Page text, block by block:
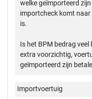
welke geïmporteerd
importcheck komt
is.
Is het BPM bedrag
extra voorzichtig,
geïmporteerd zijn
Importvoertuig